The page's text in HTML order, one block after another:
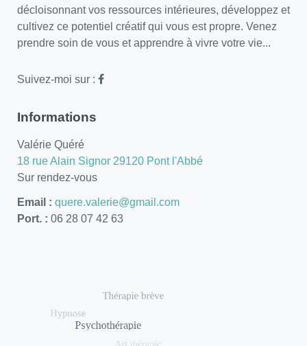
décloisonnant vos ressources intérieures, développez et
cultivez ce potentiel créatif qui vous est propre. Venez
prendre soin de vous et apprendre à vivre votre vie...
Suivez-moi sur :
Informations
Valérie Quéré
18 rue Alain Signor 29120 Pont l'Abbé
Sur rendez-vous
Email : quere.valerie@gmail.com
Port. : 06 28 07 42 63